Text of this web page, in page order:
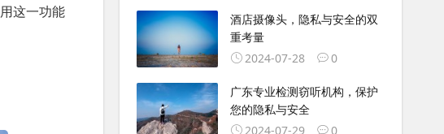
这一功能
酒店摄像头，隐私与安全的双
重考量
2024-07-28
0
广东专业检测窃听机构，保护
您的隐私与安全
2024-07-29
0